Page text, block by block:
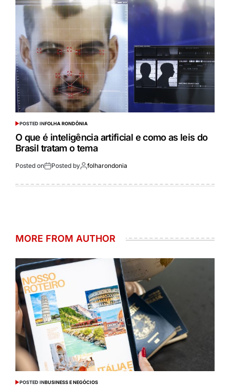
POSTED INFOLHA RONDÔNIA
O que é inteligência artificial e como as leis do
Brasil tratam o tema
Posted on Posted by folharondonia
MORE FROM AUTHOR
POSTED INBUSINESS E NEGÓCIOS